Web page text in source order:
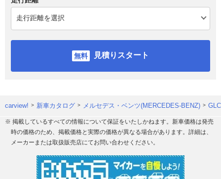
見積りスタート
carview! 新車カタログ メルセデス・ベンツ(MERCEDES-BENZ)
※ 掲載しているすべての情報について保証をいたしかねます。新車価格は発売
時の価格のため、掲載価格と実際の価格が異なる場合があります。詳細は、
メーカーまたは取扱販売店にてお問い合わせください。